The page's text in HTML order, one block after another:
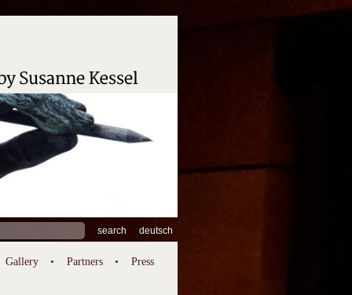
deutsch
Gallery Partners Press